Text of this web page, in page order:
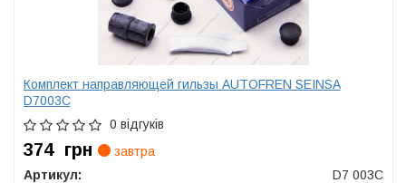
Комплект направляющей гильзы AUTOFREN SEINSA
D7003C
0 відгуків
374 грн
завтра
Артикул:
D7 003C